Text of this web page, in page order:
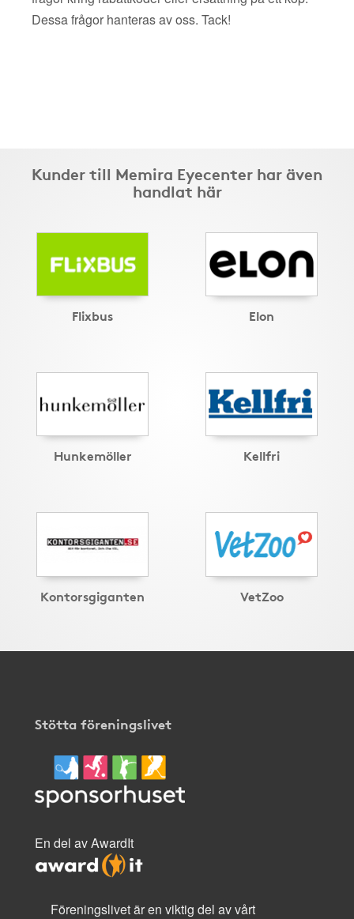
Dessa frågor hanteras av oss. Tack!
Kunder till Memira Eyecenter har även
handlat här
Flixbus Elon
Hunkemöller Kellfri
Kontorsgiganten VetZoo
Stötta föreningslivet
En del av AwardIt
Föreningslivet är en viktig del av vårt